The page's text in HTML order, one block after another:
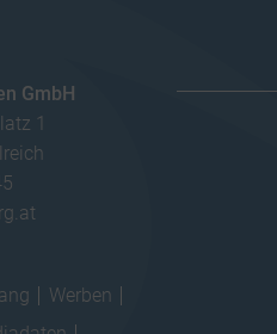
GmbH
1
Werben